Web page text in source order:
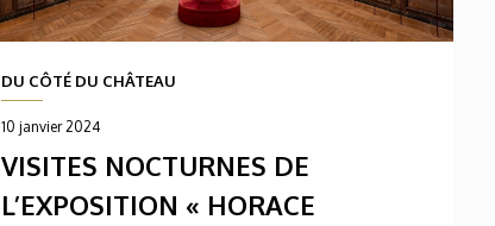
DU CÔTÉ DU CHÂTEAU
10 janvier 2024
VISITES NOCTURNES DE
L’EXPOSITION « HORACE